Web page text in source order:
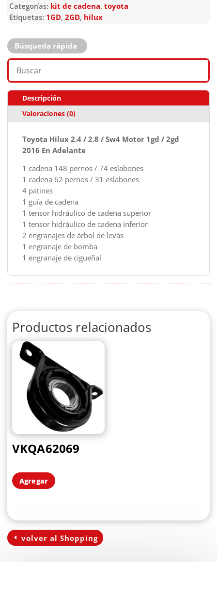
Categorías: kit de cadena, toyota
Etiquetas: 1GD, 2GD, hilux
Búsqueda rápida
Descripción
Valoraciones (0)
Toyota Hilux 2.4 / 2.8 / Sw4 Motor 1gd / 2gd
2016 En Adelante
1 cadena 148 pernos / 74 eslabones
1 cadena 62 pernos / 31 eslabones
4 patines
1 guía de cadena
1 tensor hidráulico de cadena superior
1 tensor hidráulico de cadena inferior
2 engranajes de árbol de levas
1 engranaje de bomba
1 engranaje de cigueñal
Productos relacionados
VKQA62069
Agregar
volver al Shopping